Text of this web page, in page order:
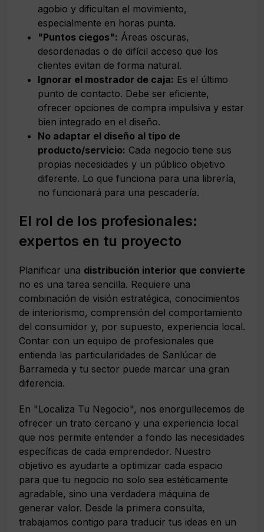
agobio y dificultan el movimiento,
especialmente en horas punta.
"Puntos ciegos": Áreas oscuras,
desordenadas o de difícil acceso que los
clientes evitan de forma natural.
Ignorar el mostrador de caja: Es el último
punto de contacto. Debe ser eficiente,
ofrecer opciones de compra impulsiva y estar
bien integrado en el diseño.
No adaptar el diseño al tipo de
producto/servicio: Cada negocio tiene sus
propias necesidades y un público objetivo
diferente. Lo que funciona para una librería,
no funcionará para una pescadería.
El rol de los profesionales:
expertos en tu proyecto
Planificar una distribución interior que convierte
no es una tarea sencilla. Requiere una
combinación de visión estratégica, conocimientos
de interiorismo, comprensión del comportamiento
del consumidor y, por supuesto, experiencia local.
Contar con un equipo de profesionales que
entienda las particularidades de Sanlúcar de
Barrameda y tu sector puede marcar una gran
diferencia.
En "Localiza Tu Negocio", nos enorgullecemos de
ofrecer un trato cercano y una experiencia local
que nos permite entender a fondo las necesidades
específicas de cada emprendedor. Nuestro
objetivo es ayudarte a optimizar cada espacio
para que tu negocio no solo sea estéticamente
agradable, sino una verdadera máquina de
generar valor. Desde la primera consulta,
trabajamos contigo para traducir tus ideas en un